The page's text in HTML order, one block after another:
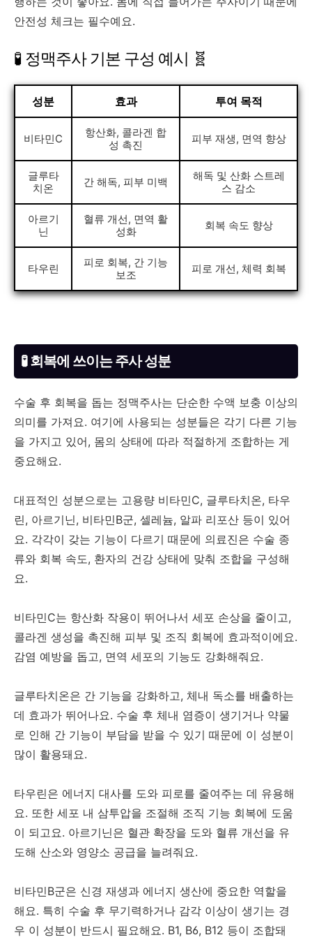
안전성 체크는 필수예요.
🧪 정맥주사 기본 구성 예시 🧬
성분 효과 투여 목적
비타민C
항산화, 콜라겐 합
성 촉진
피부 재생, 면역 향상
글루타
치온
간 해독, 피부 미백
해독 및 산화 스트레
스 감소
아르기
닌
혈류 개선, 면역 활
성화
회복 속도 향상
타우린
피로 회복, 간 기능
보조
피로 개선, 체력 회복
🧪 회복에 쓰이는 주사 성분
수술 후 회복을 돕는 정맥주사는 단순한 수액 보충 이상의
의미를 가져요. 여기에 사용되는 성분들은 각기 다른 기능
을 가지고 있어, 몸의 상태에 따라 적절하게 조합하는 게
중요해요.
대표적인 성분으로는 고용량 비타민C, 글루타치온, 타우
린, 아르기닌, 비타민B군, 셀레늄, 알파 리포산 등이 있어
요. 각각이 갖는 기능이 다르기 때문에 의료진은 수술 종
류와 회복 속도, 환자의 건강 상태에 맞춰 조합을 구성해
요.
비타민C는 항산화 작용이 뛰어나서 세포 손상을 줄이고,
콜라겐 생성을 촉진해 피부 및 조직 회복에 효과적이에요.
감염 예방을 돕고, 면역 세포의 기능도 강화해줘요.
글루타치온은 간 기능을 강화하고, 체내 독소를 배출하는
데 효과가 뛰어나요. 수술 후 체내 염증이 생기거나 약물
로 인해 간 기능이 부담을 받을 수 있기 때문에 이 성분이
많이 활용돼요.
타우린은 에너지 대사를 도와 피로를 줄여주는 데 유용해
요. 또한 세포 내 삼투압을 조절해 조직 기능 회복에 도움
이 되고요. 아르기닌은 혈관 확장을 도와 혈류 개선을 유
도해 산소와 영양소 공급을 늘려줘요.
비타민B군은 신경 재생과 에너지 생산에 중요한 역할을
해요. 특히 수술 후 무기력하거나 감각 이상이 생기는 경
우 이 성분이 반드시 필요해요. B1, B6, B12 등이 조합돼